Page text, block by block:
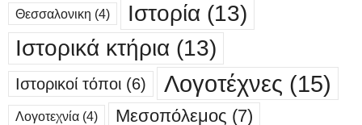
Θεσσαλονικη (4) Ιστορία (13)
Ιστορικά κτήρια (13)
Ιστορικοί τόποι (6) Λογοτέχνες (15)
Λογοτεχνία (4) Μεσοπόλεμος (7)